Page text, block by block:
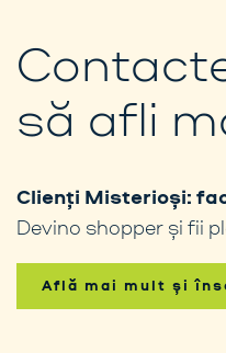
să afli
Clienți Misterioși:
Devino shopper și fii
Află mai mult și